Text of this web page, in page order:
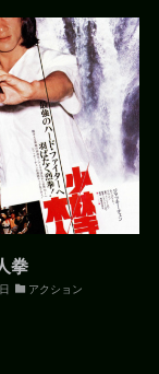
拳
アクション